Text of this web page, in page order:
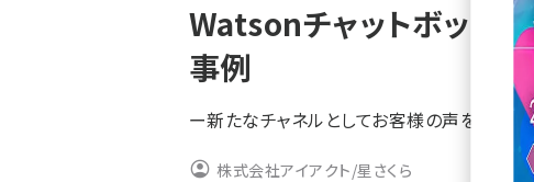
ン
く
ず
Watsonチャットボット
事例
ー新たなチャネルとしてお客様の声を拾っ
株式会社アイアクト/星さくら